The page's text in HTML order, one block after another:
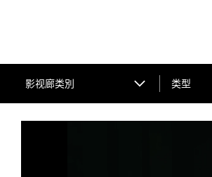
影视廊类別 类型